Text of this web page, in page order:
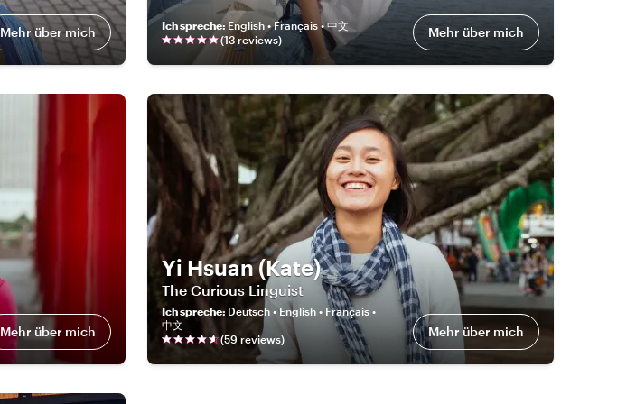
Mehr über mich Ich spreche:English • Français • 中文
(13 reviews) Mehr über mich
Mehr über mich
Yi Hsuan (Kate)
The Curious Linguist
Ich spreche: Deutsch • English • Français •
中文
(59reviews) Mehr über mich